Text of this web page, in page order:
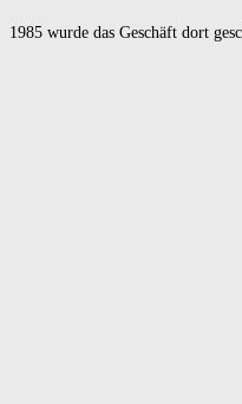
1985 wurde das Geschäft dort